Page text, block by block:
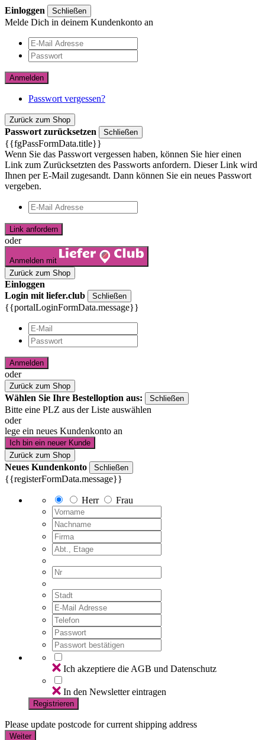
Einloggen Schließen
Melde Dich in deinem Kundenkonto an
Anmelden
Passwort vergessen?
Zurück zum Shop
Passwort zurücksetzen Schließen
{{fgPassFormData.title}}
Wenn Sie das Passwort vergessen haben, können Sie hier einen
Link zum Zurücksetzten des Passworts anfordern. Dieser Link wird
Ihnen per E-Mail zugesandt. Dann können Sie ein neues Passwort
vergeben.
Link anfordern
oder
Anmelden mit
Zurück zum Shop
Einloggen
Login mit liefer.club
Schließen
{{portalLoginFormData.message}}
Anmelden
oder
Zurück zum Shop
Wählen Sie Ihre Bestelloption aus: Schließen
Bitte eine PLZ aus der Liste auswählen
oder
lege ein neues Kundenkonto an
Ich bin ein neuer Kunde
Zurück zum Shop
Neues Kundenkonto Schließen
{{registerFormData.message}}
Herr Frau
Ich akzeptiere die AGB und Datenschutz
In den Newsletter eintragen
Registrieren
Please update postcode for current shipping address